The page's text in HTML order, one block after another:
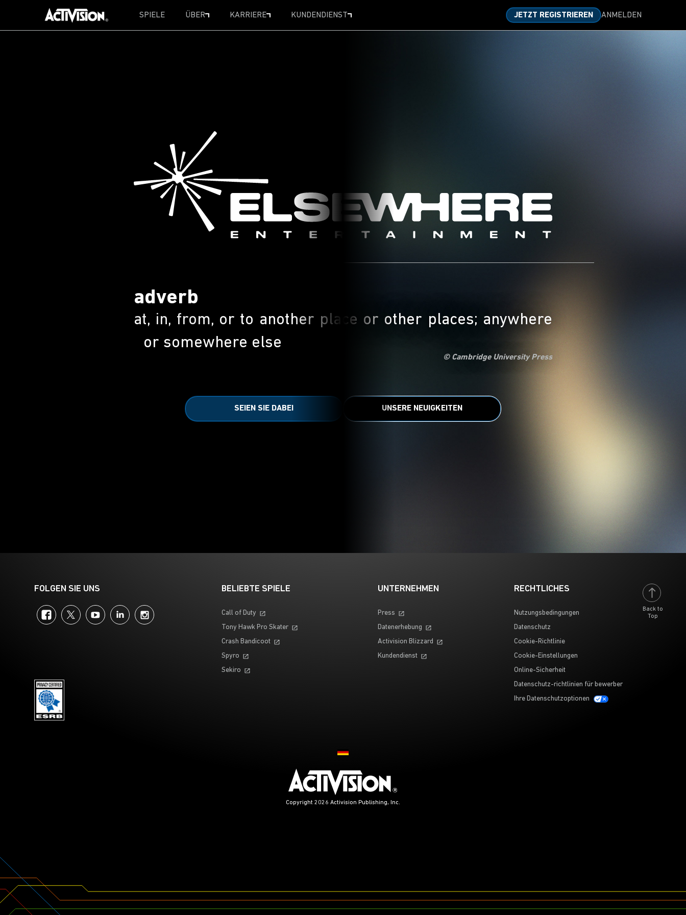
SKIP TO MAIN CONTENT SPIELE ÜBER KARRIERE KUNDENDIENST ANMELDEN
JETZT REGISTRIEREN
adverb
at, in, from, or to another place or other places; anywhere
or somewhere else
© Cambridge University Press
SEIEN SIE DABEI UNSERE NEUIGKEITEN
Back to
Top
FOLGEN SIE UNS
FacebookTwitter YouTubeLinkedIn
BELIEBTE SPIELE
Call of Duty
Tony Hawk Pro Skater
Crash Bandicoot
Spyro
Sekiro
UNTERNEHMEN
Press
Datenerhebung
Activision Blizzard
Kundendienst
RECHTLICHES
Nutzungsbedingungen
Datenschutz
Cookie-Richtlinie
Cookie-Einstellungen
Online-Sicherheit
Datenschutz-richtlinien für bewerber
Ihre Datenschutzoptionen
Choose your region
Copyright 2026 Activision Publishing, Inc.